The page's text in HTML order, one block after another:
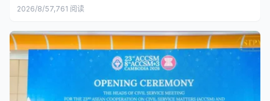
2026/8/57,761 阅读